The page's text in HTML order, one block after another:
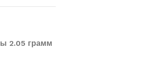
2.05 грамм